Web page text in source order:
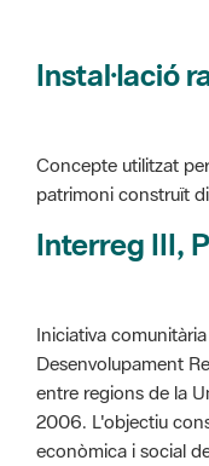
Instal·lació
Concepte utilitzat
patrimoni construït
Interreg III,
Iniciativa
Desenvolupament
entre regions de la
2006. L'objectiu
econòmica i social